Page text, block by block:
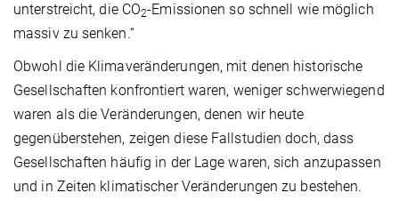
unterstreicht, die CO2-Emissionen so schnell wie möglich
massiv zu senken.“
Obwohl die Klimaveränderungen, mit denen historische
Gesellschaften konfrontiert waren, weniger schwerwiegend
waren als die Veränderungen, denen wir heute
gegenüberstehen, zeigen diese Fallstudien doch, dass
Gesellschaften häufig in der Lage waren, sich anzupassen
und in Zeiten klimatischer Veränderungen zu bestehen.